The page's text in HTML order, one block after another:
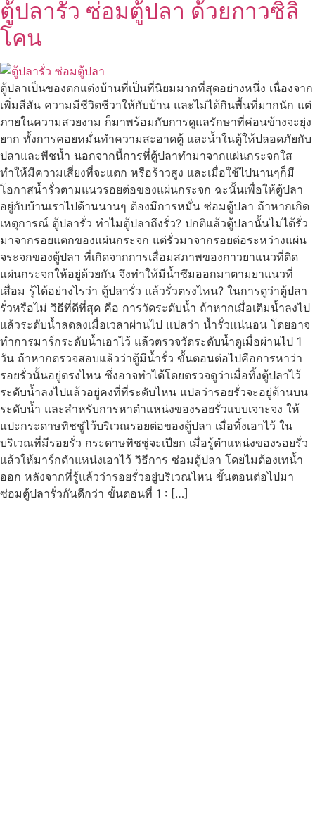
ตู้ปลารั่ว ซ่อมตู้ปลา ด้วยกาวซิลิ
โคน
ตู้ปลาเป็นของตกแต่งบ้านที่เป็นที่นิยมมากที่สุดอย่างหนึ่ง เนื่องจาก
เพิ่มสีสัน ความมีชีวิตชีวาให้กับบ้าน และไม่ได้กินพื้นที่มากนัก แต่
ภายในความสวยงาม ก็มาพร้อมกับการดูแลรักษาที่ค่อนข้างจะยุ่ง
ยาก ทั้งการคอยหมั่นทำความสะอาดตู้ และน้ำในตู้ให้ปลอดภัยกับ
ปลาและพืชน้ำ นอกจากนี้การที่ตู้ปลาทำมาจากแผ่นกระจกใส
ทำให้มีความเสี่ยงที่จะแตก หรือร้าวสูง และเมื่อใช้ไปนานๆก็มี
โอกาสน้ำรั่วตามแนวรอยต่อของแผ่นกระจก ฉะนั้นเพื่อให้ตู้ปลา
อยู่กับบ้านเราไปด้านนานๆ ต้องมีการหมั่น ซ่อมตู้ปลา ถ้าหากเกิด
เหตุการณ์ ตู้ปลารั่ว ทำไมตู้ปลาถึงรั่ว? ปกติแล้วตู้ปลานั้นไม่ได้รั่ว
มาจากรอยแตกของแผ่นกระจก แต่รั่วมาจากรอยต่อระหว่างแผ่น
จระจกของตู้ปลา ที่เกิดจากการเสื่อมสภาพของกาวยาแนวที่ติด
แผ่นกระจกให้อยู่ด้วยกัน จึงทำให้มีน้ำซึมออกมาตามยาแนวที่
เสื่อม รู้ได้อย่างไรว่า ตู้ปลารั่ว แล้วรั่วตรงไหน? ในการดูว่าตู้ปลา
รั่วหรือไม่ วิธีที่ดีที่สุด คือ การวัดระดับน้ำ ถ้าหากเมื่อเติมน้ำลงไป
แล้วระดับน้ำลดลงเมื่อเวลาผ่านไป แปลว่า น้ำรั่วแน่นอน โดยอาจ
ทำการมาร์กระดับน้ำเอาไว้ แล้วตรวจวัดระดับน้ำดูเมื่อผ่านไป 1
วัน ถ้าหากตรวจสอบแล้วว่าตู้มีน้ำรั่ว ขั้นตอนต่อไปคือการหาว่า
รอยรั่วนั้นอยู่ตรงไหน ซึ่งอาจทำได้โดยตรวจดูว่าเมื่อทิ้งตู้ปลาไว้
ระดับน้ำลงไปแล้วอยู่คงที่ที่ระดับไหน แปลว่ารอยรั่วจะอยู่ด้านบน
ระดับน้ำ และสำหรับการหาตำแหน่งของรอยรั่วแบบเจาะจง ให้
แปะกระดาษทิชชู่ไว้บริเวณรอยต่อของตู้ปลา เมื่อทิ้งเอาไว้ ใน
บริเวณที่มีรอยรั่ว กระดาษทิชชู่จะเปียก เมื่อรู้ตำแหน่งของรอยรั่ว
แล้วให้มาร์กตำแหน่งเอาไว้ วิธีการ ซ่อมตู้ปลา โดยไมต้องเทน้ำ
ออก หลังจากที่รู้แล้วว่ารอยรั่วอยู่บริเวณไหน ขั้นตอนต่อไปมา
ซ่อมตู้ปลารั่วกันดีกว่า ขั้นตอนที่ 1 : […]